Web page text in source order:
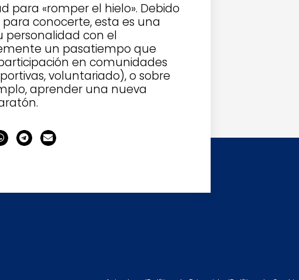
para «romper el hielo». Debido
conocerte, esta es una
con el
un pasatiempo que
en comunidades
voluntariado), o sobre
aprender una nueva